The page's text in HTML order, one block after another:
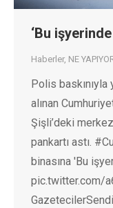
‘Bu
Haberler, NE
Polis
alınan
Şişli’deki
pankartı astı.
binasına 'Bu
pic.twitter.com/